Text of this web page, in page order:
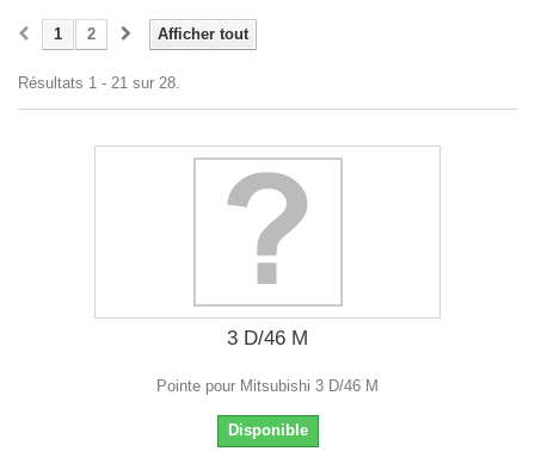
Afficher tout
1 2
Résultats 1 - 21 sur 28.
3 D/46 M
Pointe pour Mitsubishi 3 D/46 M
Disponible